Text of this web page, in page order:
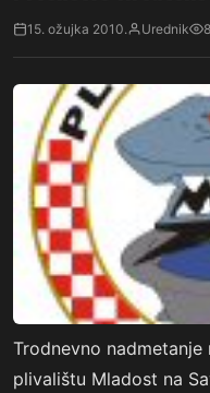
15. ožujka 2010. Urednik
Trodnevno
plivalištu Mladost na